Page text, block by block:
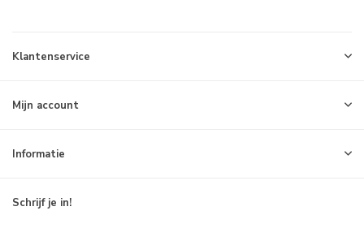
Klantenservice
Mijn account
Informatie
Schrijf je in!